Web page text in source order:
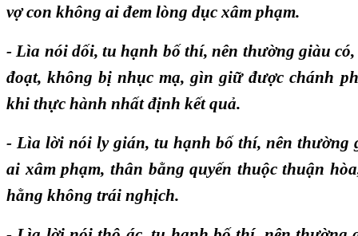
vợ con không ai đem lòng dục xâm phạm.
- Lìa nói dối, tu hạnh bố thí, nên thường giàu
đoạt, không bị nhục mạ, gìn giữ được chánh
khi thực hành nhất định kết quả.
- Lìa lời nói ly gián, tu hạnh bố thí, nên thường
ai xâm phạm, thân bằng quyến thuộc thuận
hằng không trái nghịch.